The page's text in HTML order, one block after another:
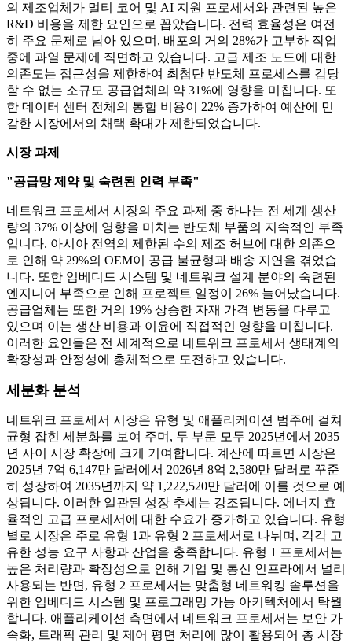
의 제조업체가 멀티 코어 및 AI 지원 프로세서와 관련된 높은
R&D 비용을 제한 요인으로 꼽았습니다. 전력 효율성은 여전
히 ​​주요 문제로 남아 있으며, 배포의 거의 28%가 고부하 작업
중에 과열 문제에 직면하고 있습니다. 고급 제조 노드에 대한
의존도는 접근성을 제한하여 최첨단 반도체 프로세스를 감당
할 수 없는 소규모 공급업체의 약 31%에 영향을 미칩니다. 또
한 데이터 센터 전체의 통합 비용이 22% 증가하여 예산에 민
감한 시장에서의 채택 확대가 제한되었습니다.
시장 과제
"공급망 제약 및 숙련된 인력 부족"
네트워크 프로세서 시장의 주요 과제 중 하나는 전 세계 생산
량의 37% 이상에 영향을 미치는 반도체 부품의 지속적인 부족
입니다. 아시아 전역의 제한된 수의 제조 허브에 대한 의존으
로 인해 약 29%의 OEM이 공급 불균형과 배송 지연을 겪었습
니다. 또한 임베디드 시스템 및 네트워크 설계 분야의 숙련된
엔지니어 부족으로 인해 프로젝트 일정이 26% 늘어났습니다.
공급업체는 또한 거의 19% 상승한 자재 가격 변동을 다루고
있으며 이는 생산 비용과 이윤에 직접적인 영향을 미칩니다.
이러한 요인들은 전 세계적으로 네트워크 프로세서 생태계의
확장성과 안정성에 총체적으로 도전하고 있습니다.
세분화 분석
네트워크 프로세서 시장은 유형 및 애플리케이션 범주에 걸쳐
균형 잡힌 세분화를 보여 주며, 두 부문 모두 2025년에서 2035
년 사이 시장 확장에 크게 기여합니다. 계산에 따르면 시장은
2025년 7억 6,147만 달러에서 2026년 8억 2,580만 달러로 꾸준
히 성장하여 2035년까지 약 1,222,520만 달러에 이를 것으로 예
상됩니다. 이러한 일관된 성장 추세는 강조됩니다. 에너지 효
율적인 고급 프로세서에 대한 수요가 증가하고 있습니다. 유형
별로 시장은 주로 유형 1과 유형 2 프로세서로 나뉘며, 각각 고
유한 성능 요구 사항과 산업을 충족합니다. 유형 1 프로세서는
높은 처리량과 확장성으로 인해 기업 및 통신 인프라에서 널리
사용되는 반면, 유형 2 프로세서는 맞춤형 네트워킹 솔루션을
위한 임베디드 시스템 및 프로그래밍 가능 아키텍처에서 탁월
합니다. 애플리케이션 측면에서 네트워크 프로세서는 보안 가
속화, 트래픽 관리 및 제어 평면 처리에 많이 활용되어 총 시장